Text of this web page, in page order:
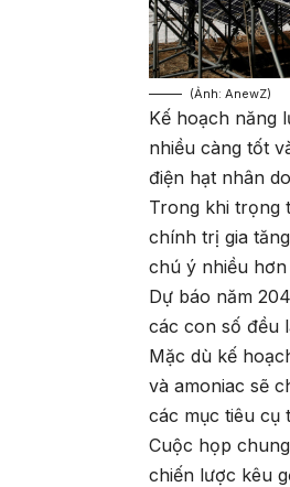
(Ảnh: AnewZ)
Kế hoạch năng
nhiều càng tốt
điện hạt nhân
Trong khi trọng
chính trị gia
chú ý nhiều
Dự báo năm
các con số đều
Mặc dù kế
và amoniac sẽ
các mục tiêu cụ
Cuộc họp
chiến lược kêu